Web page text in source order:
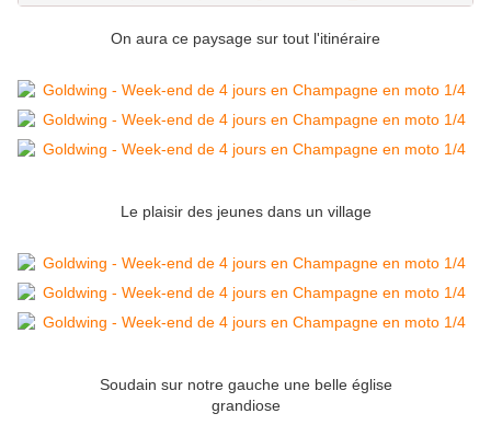
On aura ce paysage sur tout l'itinéraire
Le plaisir des jeunes dans un village
Soudain sur notre gauche une belle église
grandiose